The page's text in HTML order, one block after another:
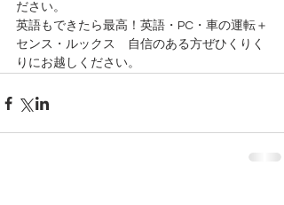
ださい。
英語もできたら最高！英語・PC・車の運転＋
センス・ルックス　自信のある方ぜひくりく
りにお越しください。